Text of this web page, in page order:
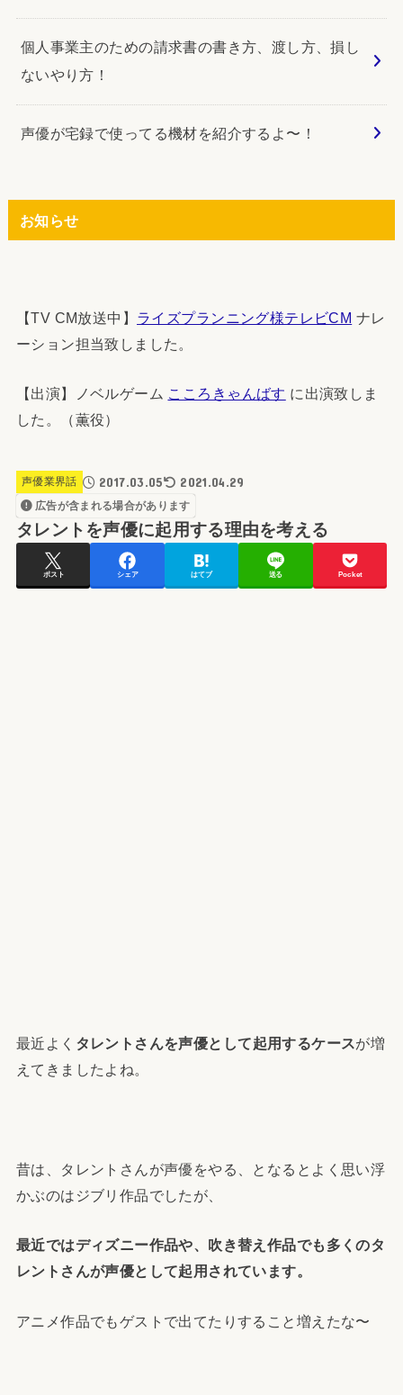
個人事業主のための請求書の書き方、渡し方、損し
ないやり方！
声優が宅録で使ってる機材を紹介するよ〜！
お知らせ
【TV CM放送中】 ライズプランニング様テレビCM ナレ
ーション担当致しました。
【出演】ノベルゲーム こころきゃんばす に出演致しま
した。（薫役）
声優業界話 2017.03.05 2021.04.29
広告が含まれる場合があります
タレントを声優に起用する理由を考える
ポスト シェア はてブ 送る Pocket
最近よく タレントさんを声優として起用するケースが増
えてきましたよね。
昔は、タレントさんが声優をやる、となるとよく思い浮
かぶのはジブリ作品でしたが、
最近ではディズニー作品や、吹き替え作品でも多くのタ
レントさんが声優として起用されています。
アニメ作品でもゲストで出てたりすること増えたな〜